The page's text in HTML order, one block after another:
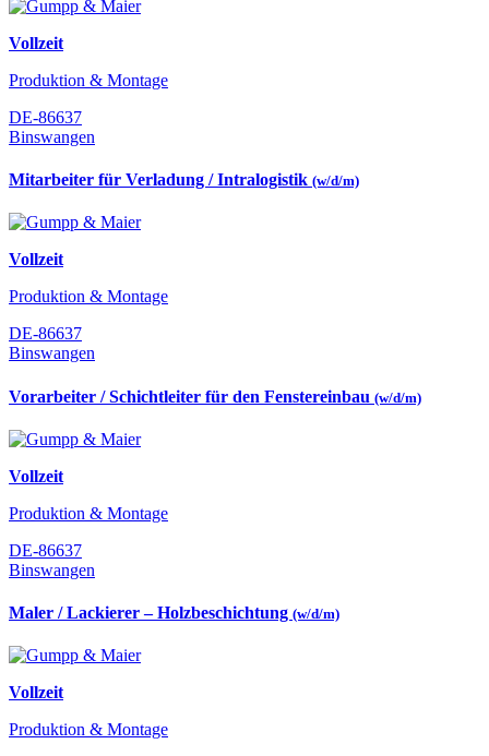
Vollzeit
Produktion & Montage
DE-86637
Binswangen
Mitarbeiter für Verladung / Intralogistik (w/d/m)
Vollzeit
Produktion & Montage
DE-86637
Binswangen
Vorarbeiter / Schichtleiter für den Fenstereinbau (w/d/m)
Vollzeit
Produktion & Montage
DE-86637
Binswangen
Maler / Lackierer – Holzbeschichtung (w/d/m)
Vollzeit
Produktion & Montage